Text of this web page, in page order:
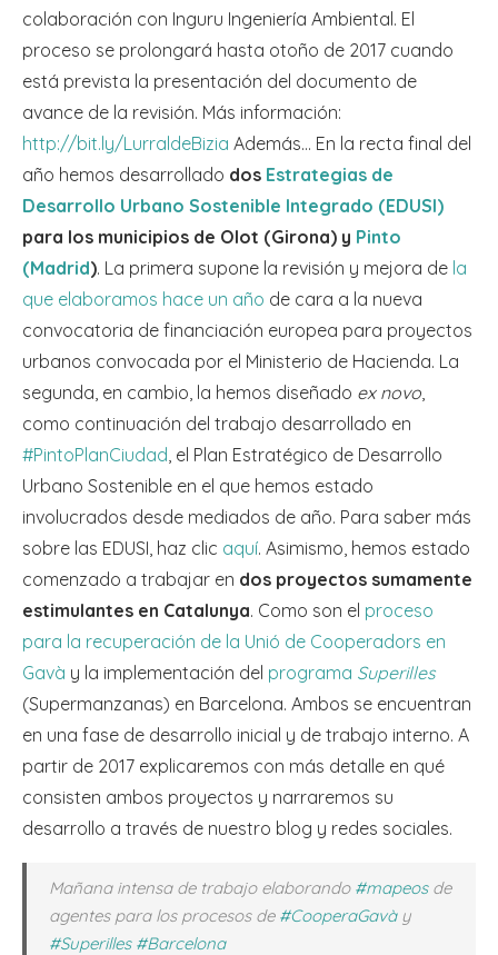
colaboración con Inguru Ingeniería Ambiental. El
proceso se prolongará hasta otoño de 2017 cuando
está prevista la presentación del documento de
avance de la revisión. Más información:
http://bit.ly/LurraldeBizia Además… En la recta final del
año hemos desarrollado dos Estrategias de
Desarrollo Urbano Sostenible Integrado (EDUSI)
para los municipios de Olot (Girona) y Pinto
(Madrid). La primera supone la revisión y mejora de la
que elaboramos hace un año de cara a la nueva
convocatoria de financiación europea para proyectos
urbanos convocada por el Ministerio de Hacienda. La
segunda, en cambio, la hemos diseñado ex novo
como continuación del trabajo desarrollado en
#PintoPlanCiudad , el Plan Estratégico de Desarrollo
Urbano Sostenible en el que hemos estado
involucrados desde mediados de año. Para saber más
sobre las EDUSI, haz clic aquí. Asimismo, hemos estado
comenzado a trabajar en dos proyectos sumamente
estimulantes en Catalunya. Como son el proceso
para la recuperación de la Unió de Cooperadors en
Gavà y la implementación del programa Superilles
(Supermanzanas) en Barcelona. Ambos se encuentran
en una fase de desarrollo inicial y de trabajo interno. A
partir de 2017 explicaremos con más detalle en qué
consisten ambos proyectos y narraremos su
desarrollo a través de nuestro blog y redes sociales.
Mañana intensa de trabajo elaborando #mapeosde
agentes para los procesos de #CooperaGavày
#Superilles #Barcelona